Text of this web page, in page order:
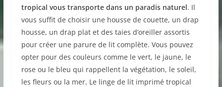
tropical vous transporte dans un paradis naturel. Il
vous suffit de choisir une housse de couette, un drap
housse, un drap plat et des taies d’oreiller assortis
pour créer une parure de lit complète. Vous pouvez
opter pour des couleurs comme le vert, le jaune, le
rose ou le bleu qui rappellent la végétation, le soleil,
les fleurs ou la mer. Le linge de lit imprimé tropical